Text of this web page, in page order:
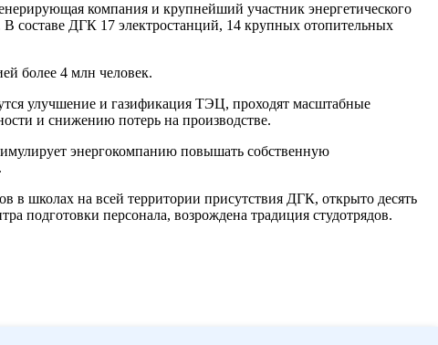
компания и крупнейший участник энергетического
составе ДГК 17 электростанций, 14 крупных отопительных
более 4 млн человек.
улучшение и газификация ТЭЦ, проходят масштабные
и снижению потерь на производстве.
энергокомпанию повышать собственную
в школах на всей территории присутствия ДГК, открыто десять
подготовки персонала, возрождена традиция студотрядов.